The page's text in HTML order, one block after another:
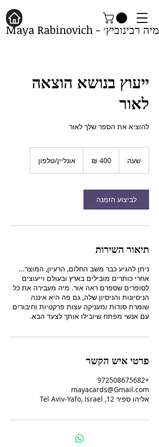
מיה רבינוביץ׳ - Maya Rabinovich
ייעוץ בנושא הוצאה
לאור
להוציא את הספר שלך לאור
שעה
חדשים
אונליין/טלפון
לביצוע הזמנה
תיאור השירות
אחרי כותרים מובילים בארץ ובעולם וייעוצים
לסופרים שספרם ראה אור. מיה מעבירה את כל
הניסיונות והניסיון שלה, גם פה היא איננה
שומרת סודות ומעניקה עצות פרקטיות וחיבורים
עם אנשי מפתח שיובילו אותך לצעד הבא.
פרטי איש הקשר
+972508675682
mayacards@Gmail.com
אליהו ספיר 12, Tel Aviv-Yafo, Israel